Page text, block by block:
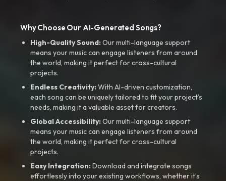
Why Choose Our AI-Generated Songs?
High-Quality Sound:Our multi-language support
means your music can engage listeners from around
the world, making it perfect for cross-cultural
projects.
Endless Creativity:With AI-driven customization,
each song can be uniquely tailored to fit your project’s
needs, making it a valuable asset for creators.
Global Accessibility:Our multi-language support
means your music can engage listeners from around
the world, making it perfect for cross-cultural
projects.
Easy Integration:Download and integrate songs
effortlessly into your existing workflows, whether it’s